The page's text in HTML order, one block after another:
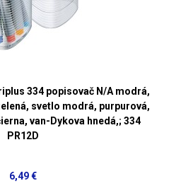
334 popisovač N/A modrá,
svetlo modrá, purpurová,
van-Dykova hnedá,; 334
PR12D
6,49 €